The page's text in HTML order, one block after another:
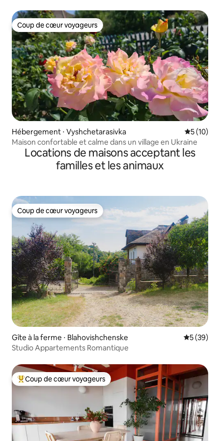
Coup de cœur voyageurs
Coup de cœur voyageurs
Hébergement ⋅ Vyshchetarasivka
5 (10)
Maison confortable et calme dans un village en Ukraine
Locations de maisons acceptant les
familles et les animaux
Coup de cœur voyageurs
Coup de cœur voyageurs
Gîte à la ferme ⋅ Blahovishchenske
5 (39)
Studio Appartements Romantique
Coups de cœur voyageurs les plus appréciés
Coup de cœur voyageurs